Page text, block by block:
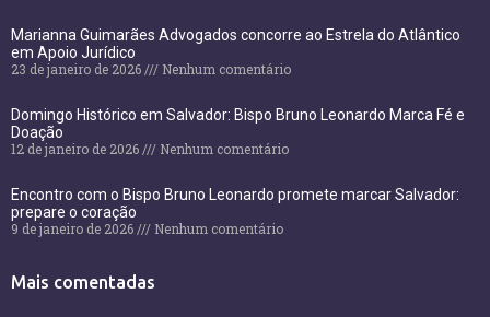
Marianna Guimarães Advogados concorre ao Estrela do Atlântico
em Apoio Jurídico
23 de janeiro de 2026
Nenhum comentário
Domingo Histórico em Salvador: Bispo Bruno Leonardo Marca Fé e
Doação
12 de janeiro de 2026
Nenhum comentário
Encontro com o Bispo Bruno Leonardo promete marcar Salvador:
prepare o coração
9 de janeiro de 2026
Nenhum comentário
Mais comentadas